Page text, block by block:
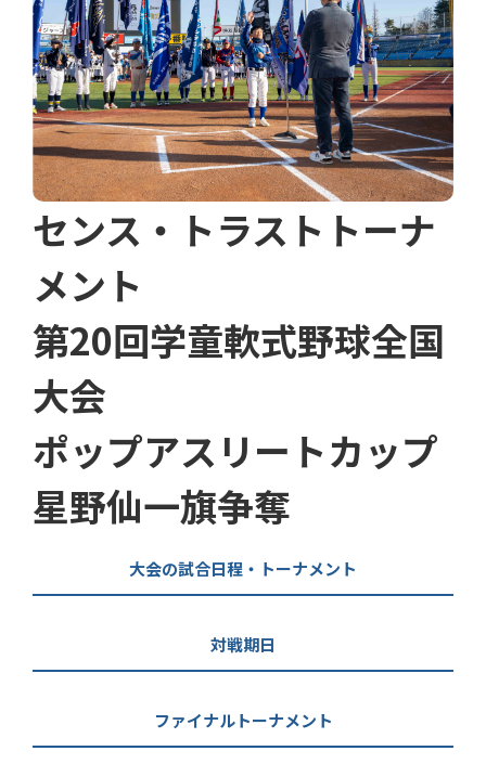
センス・トラストトーナ
メント
第20回学童軟式野球全国
大会
ポップアスリートカップ
星野仙一旗争奪
大会の試合日程・トーナメント
対戦期日
ファイナルトーナメント